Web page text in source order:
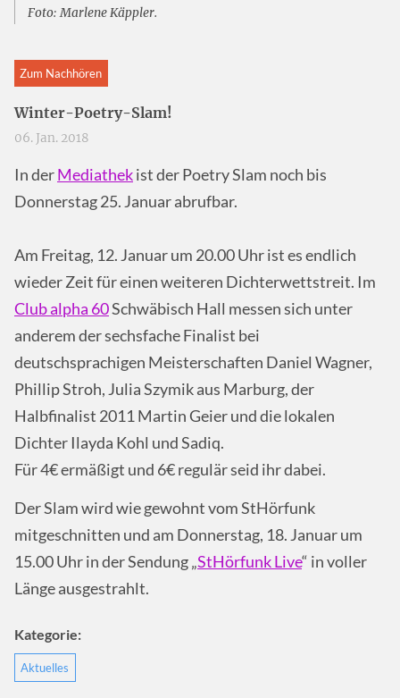
Foto: Marlene Käppler.
Zum Nachhören
Winter-Poetry-Slam!
06. Jan. 2018
In derMediathekist der Poetry Slam noch bis
Donnerstag 25. Januar abrufbar.
Am Freitag, 12. Januar um 20.00 Uhr ist es endlich
wieder Zeit für einen weiteren Dichterwettstreit. Im
Club alpha 60Schwäbisch Hall messen sich unter
anderem der sechsfache Finalist bei
deutschsprachigen Meisterschaften Daniel Wagner,
Phillip Stroh, Julia Szymik aus Marburg, der
Halbfinalist 2011 Martin Geier und die lokalen
Dichter Ilayda Kohl und Sadiq.
Für 4€ ermäßigt und 6€ regulär seid ihr dabei.
Der Slam wird wie gewohnt vom StHörfunk
mitgeschnitten und am Donnerstag, 18. Januar um
15.00 Uhr in der Sendung „StHörfunk Live“ in voller
Länge ausgestrahlt.
Kategorie:
Aktuelles